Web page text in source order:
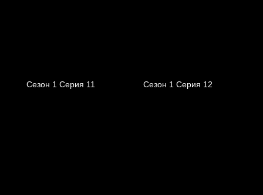
Сезон 1 Серия 11 Сезон 1 Серия 12